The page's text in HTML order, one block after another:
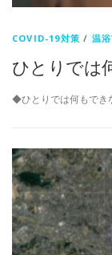
COVID-19対策 / 温
ひとりでは
◆ひとりでは何もで